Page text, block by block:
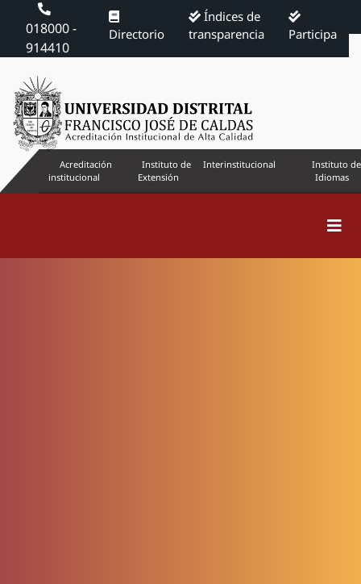
018000 -
914410
Directorio
Índices de
transparencia
Participa
Acreditación
institucional
Instituto de
Extensión
Interinstitucional
Instituto de
Idiomas